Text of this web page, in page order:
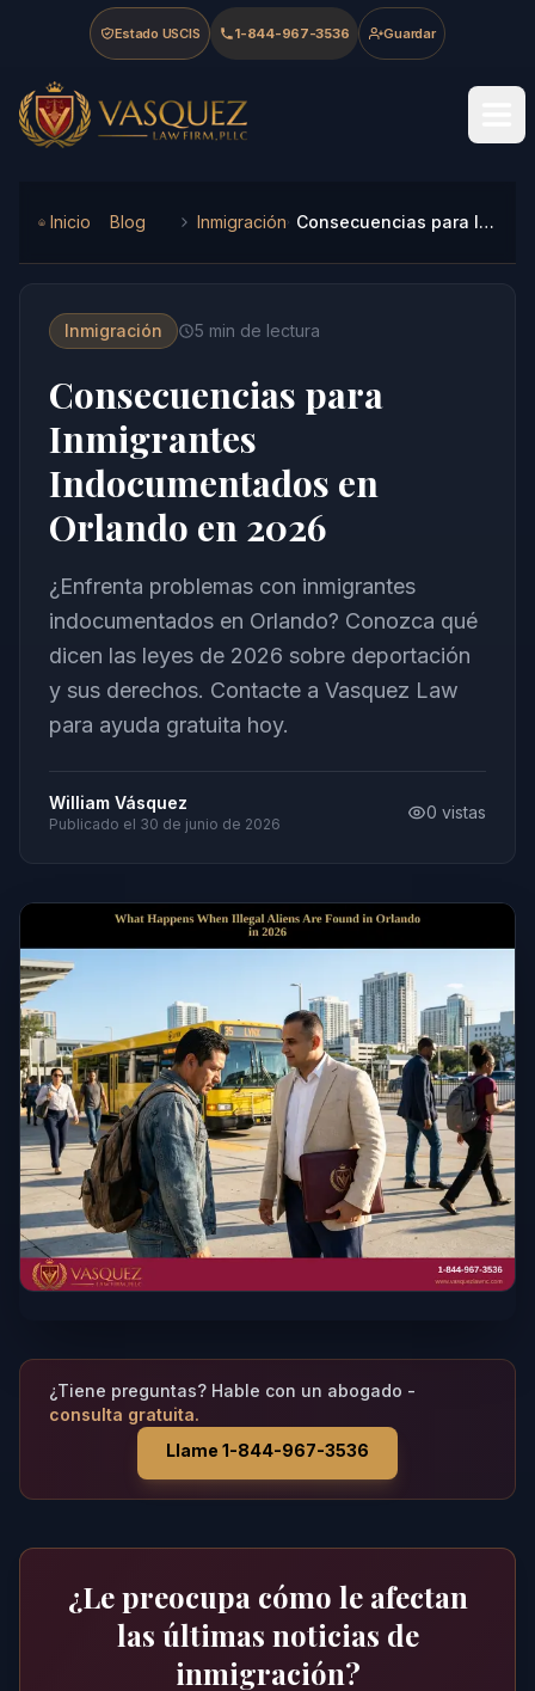
Skip to main content
Skip to navigation
Skip to footer
Estado USCIS 1-844-967-3536 Guardar
Vasquez Law Firm - Home
Inicio Blog Inmigración Consecuencias para Inmigrantes Indocumentados en Orlando en 2026
Inmigración 5 min de lectura
Consecuencias para
Inmigrantes
Indocumentados en
Orlando en 2026
¿Enfrenta problemas con inmigrantes
indocumentados en Orlando? Conozca qué
dicen las leyes de 2026 sobre deportación
y sus derechos. Contacte a Vasquez Law
para ayuda gratuita hoy.
William Vásquez
Publicado el 30 de junio de 2026
0 vistas
¿Tiene preguntas? Hable con un abogado -
consulta gratuita.
Llame 1-844-967-3536
¿Le preocupa cómo le afectan
las últimas noticias de
inmigración?